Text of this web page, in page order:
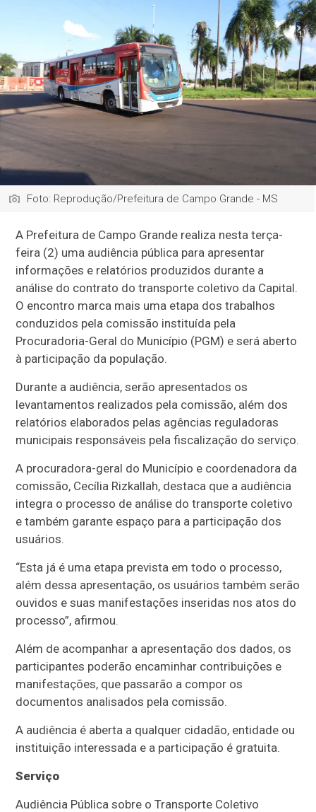
Foto: Reprodução/Prefeitura de Campo Grande - MS
A Prefeitura de Campo Grande realiza nesta terça-
feira (2) uma audiência pública para apresentar
informações e relatórios produzidos durante a
análise do contrato do transporte coletivo da Capital.
O encontro marca mais uma etapa dos trabalhos
conduzidos pela comissão instituída pela
Procuradoria-Geral do Município (PGM) e será aberto
à participação da população.
Durante a audiência, serão apresentados os
levantamentos realizados pela comissão, além dos
relatórios elaborados pelas agências reguladoras
municipais responsáveis pela fiscalização do serviço.
A procuradora-geral do Município e coordenadora da
comissão, Cecília Rizkallah, destaca que a audiência
integra o processo de análise do transporte coletivo
e também garante espaço para a participação dos
usuários.
“Esta já é uma etapa prevista em todo o processo,
além dessa apresentação, os usuários também serão
ouvidos e suas manifestações inseridas nos atos do
processo”, afirmou.
Além de acompanhar a apresentação dos dados, os
participantes poderão encaminhar contribuições e
manifestações, que passarão a compor os
documentos analisados pela comissão.
A audiência é aberta a qualquer cidadão, entidade ou
instituição interessada e a participação é gratuita.
Serviço
Audiência Pública sobre o Transporte Coletivo